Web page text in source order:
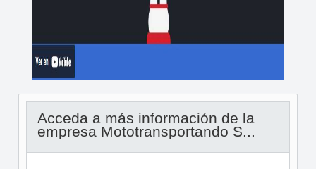
Acceda a más información de la
empresa Mototransportando S...